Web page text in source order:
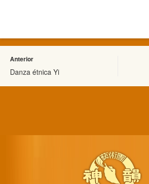
Anterior
Danza étnica Yi